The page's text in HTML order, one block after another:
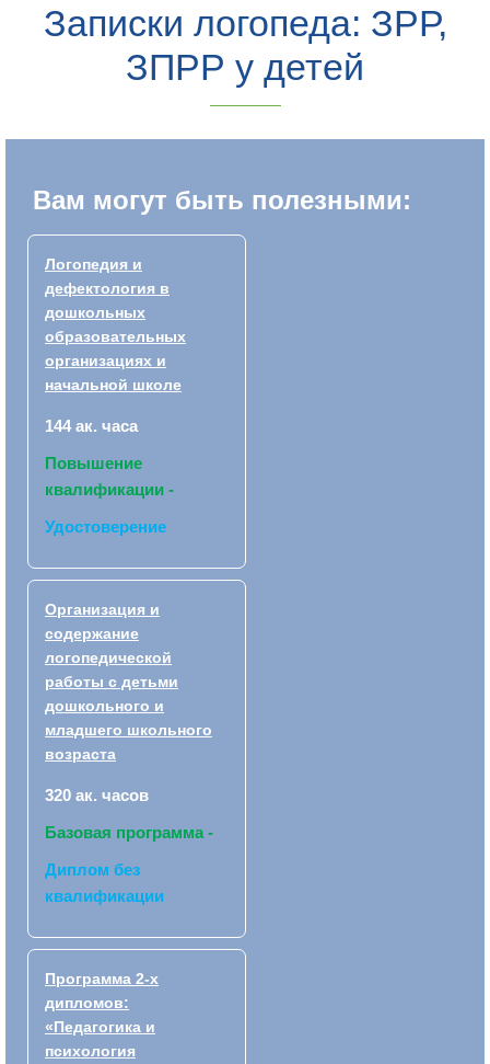
Записки логопеда: ЗРР,
ЗПРР у детей
Вам могут быть полезными:
Логопедия и
дефектология в
дошкольных
образовательных
организациях и
начальной школе
144 ак. часа
Повышение
квалификации -
Удостоверение
Организация и
содержание
логопедической
работы с детьми
дошкольного и
младшего школьного
возраста
320 ак. часов
Базовая программа -
Диплом без
квалификации
Программа 2-х
дипломов:
«Педагогика и
психология